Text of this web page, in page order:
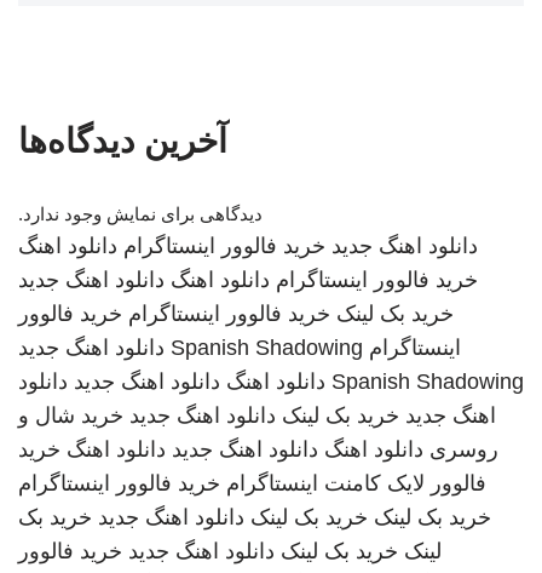
آخرین دیدگاه‌ها
دیدگاهی برای نمایش وجود ندارد.
دانلود اهنگ جدید خرید فالوور اینستاگرام دانلود اهنگ
خرید فالوور اینستاگرام دانلود اهنگ دانلود اهنگ جدید
خرید بک لینک خرید فالوور اینستاگرام خرید فالوور
اینستاگرام Spanish Shadowing دانلود اهنگ جدید
Spanish Shadowing دانلود اهنگ دانلود اهنگ جدید دانلود
اهنگ جدید خرید بک لینک دانلود اهنگ جدید خرید شال و
روسری دانلود اهنگ دانلود اهنگ جدید دانلود اهنگ خرید
فالوور لایک کامنت اینستاگرام خرید فالوور اینستاگرام
خرید بک لینک خرید بک لینک دانلود اهنگ جدید خرید بک
لینک خرید بک لینک دانلود اهنگ جدید خرید فالوور